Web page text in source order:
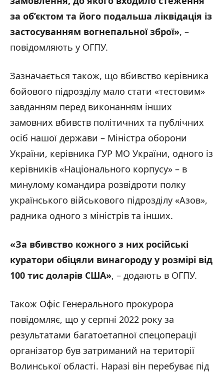
за об’єктом та його подальша ліквідація із
застосуванням вогнепальної зброї», –
повідомляють у ОГПУ.
Зазначається також, що вбивство керівника
бойового підрозділу мало стати «тестовим»
завданням перед виконанням інших
замовних вбивств політичних та публічних
осіб нашої держави – Міністра оборони
України, керівника ГУР МО України, одного із
керівників «Національного корпусу» – в
минулому командира розвідроти полку
українського військового підрозділу «Азов»,
радника одного з міністрів та інших.
«За вбивство кожного з них російські
куратори обіцяли винагороду у розмірі від
100 тис доларів США», – додають в ОГПУ.
Також Офіс Генерального прокурора
повідомляє, що у серпні 2022 року за
результатами багатоетапної спецоперації
організатор був затриманий на території
Волинської області. Наразі він перебуває під